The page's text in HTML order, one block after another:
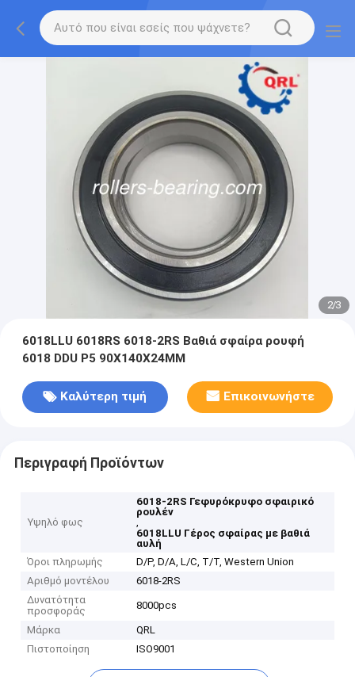
2/3
6018LLU 6018RS 6018-2RS Βαθιά σφαίρα ρουφή
6018 DDU P5 90X140X24MM
Καλύτερη τιμή Επικοινωνήστε
Περιγραφή Προϊόντων
Υψηλό φως
6018-2RS Γεφυρόκρυφο σφαιρικό
ρουλέν
,
6018LLU Γέρος σφαίρας με βαθιά
αυλή
Όροι πληρωμής
D/P, D/A, L/C, T/T, Western Union
Αριθμό μοντέλου
6018-2RS
Δυνατότητα
προσφοράς
8000pcs
Μάρκα
QRL
Πιστοποίηση
ISO9001